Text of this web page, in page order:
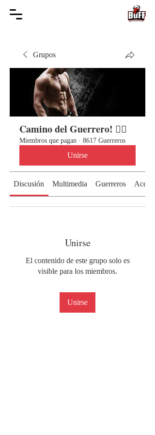
Grupos
Camino del Guerrero! 🏃‍♀️
Miembros que pagan · 8617 Guerreros
Unirse
Discusión Multimedia Guerreros Acerca
Unirse
El contenido de este grupo solo es
visible para los miembros.
Unirse